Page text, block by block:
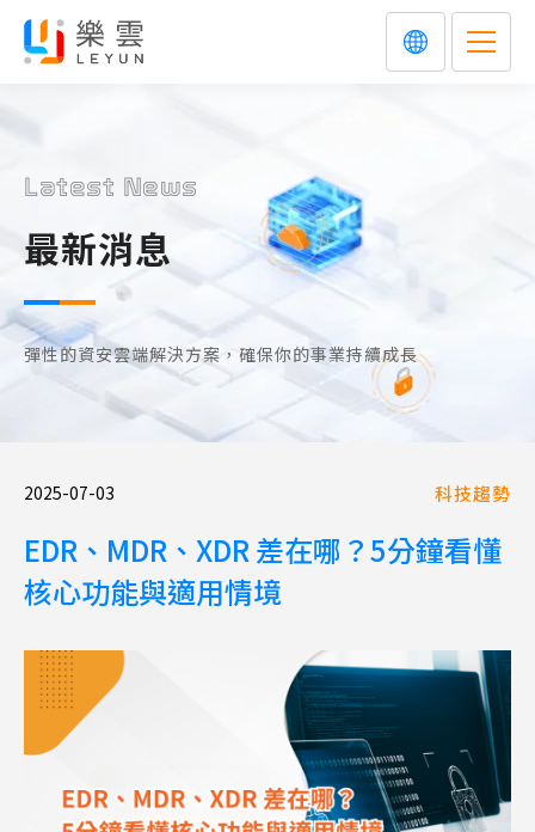
Latest News
最新消息
彈性的資安雲端解決方案，確保你的事業持續成長
2025-07-03 科技趨勢
EDR、MDR、XDR 差在哪？5分鐘看懂
核心功能與適用情境